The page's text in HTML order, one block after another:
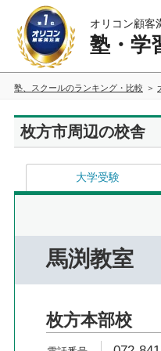
オリコン顧客
塾・学
塾、スクールのランキング・比較
枚方市周辺の校舎
大学受験
馬渕教室
枚方本部校